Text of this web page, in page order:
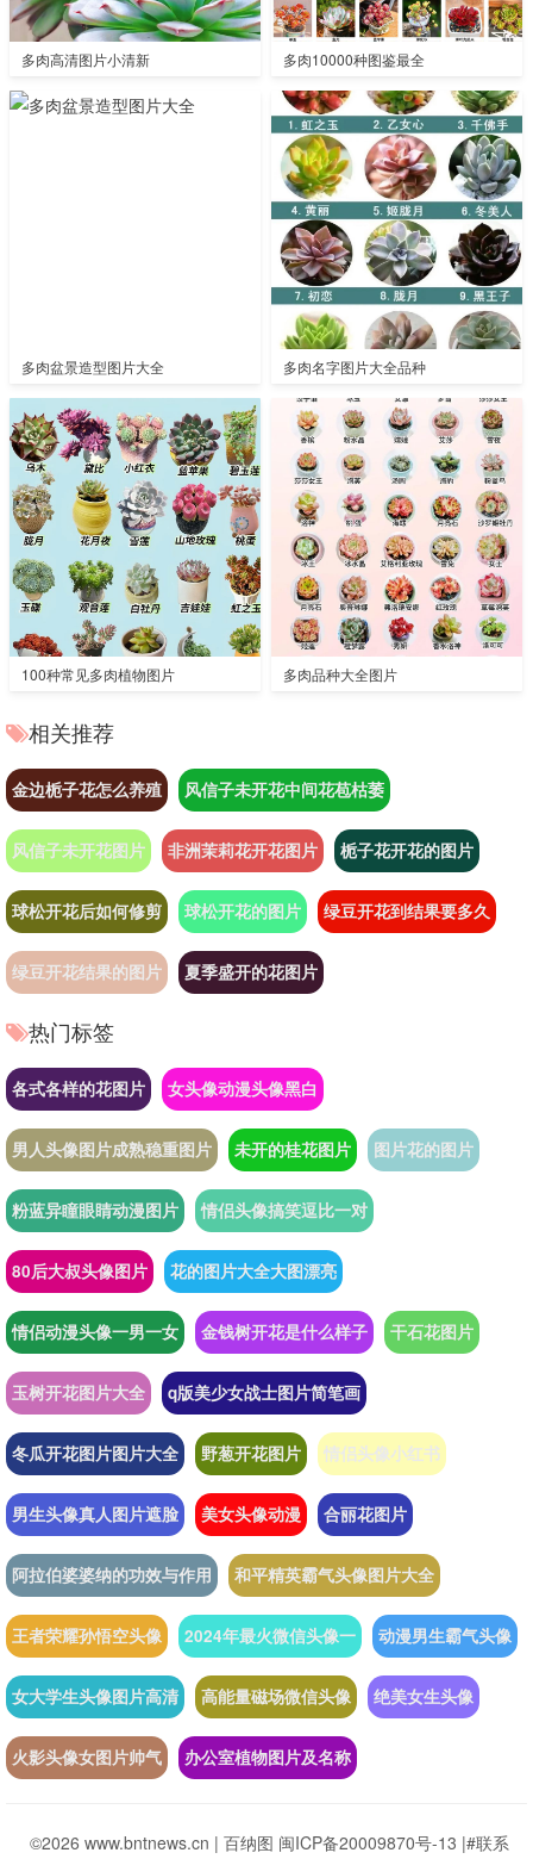
多肉高清图片小清新 多肉10000种图鉴最全
多肉盆景造型图片大全 多肉名字图片大全品种
100种常见多肉植物图片 多肉品种大全图片
相关推荐
金边栀子花怎么养殖 风信子未开花中间花苞枯萎
风信子未开花图片 非洲茉莉花开花图片 栀子花开花的图片
球松开花后如何修剪 球松开花的图片 绿豆开花到结果要多久
绿豆开花结果的图片 夏季盛开的花图片
热门标签
各式各样的花图片 女头像动漫头像黑白
男人头像图片成熟稳重图片 未开的桂花图片 图片花的图片
粉蓝异瞳眼睛动漫图片 情侣头像搞笑逗比一对
80后大叔头像图片 花的图片大全大图漂亮
情侣动漫头像一男一女 金钱树开花是什么样子 干石花图片
玉树开花图片大全 q版美少女战士图片简笔画
冬瓜开花图片图片大全 野葱开花图片 情侣头像小红书
男生头像真人图片遮脸 美女头像动漫 合丽花图片
阿拉伯婆婆纳的功效与作用 和平精英霸气头像图片大全
王者荣耀孙悟空头像 2024年最火微信头像一 动漫男生霸气头像
女大学生头像图片高清 高能量磁场微信头像 绝美女生头像
火影头像女图片帅气 办公室植物图片及名称
©2026 www.bntnews.cn | 百纳图 闽ICP备20009870号-13 |#联系